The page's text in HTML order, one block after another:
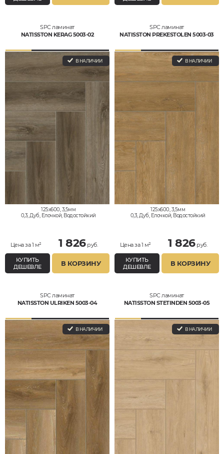
SPC ламинат
NATISSTON KERAG 5003-02
В НАЛИЧИИ
125x600, 3,5мм
0,3, Дуб, Елочкой, Водостойкий
Цена за 1 м² 1 826руб.
КУПИТЬ
ДЕШЕВЛЕ
В КОРЗИНУ
SPC ламинат
NATISSTON PREKESTOLEN 5003-03
В НАЛИЧИИ
125x600, 3,5мм
0,3, Дуб, Елочкой, Водостойкий
Цена за 1 м² 1 826руб.
КУПИТЬ
ДЕШЕВЛЕ
В КОРЗИНУ
SPC ламинат
NATISSTON ULRIKEN 5003-04
В НАЛИЧИИ
SPC ламинат
NATISSTON STETINDEN 5003-05
В НАЛИЧИИ